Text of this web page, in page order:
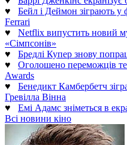
♥ Бейл і Деймон зіграють у
Ferrari
♥ Netflix випустить новий
«Сімпсонів»
♥ Бредлі Купер знову
♥ Оголошено переможців
Awards
♥ Бенедикт Камбербетч
Гревілла Вінна
♥ Емі Адамс зніметься в
Всі новини кіно